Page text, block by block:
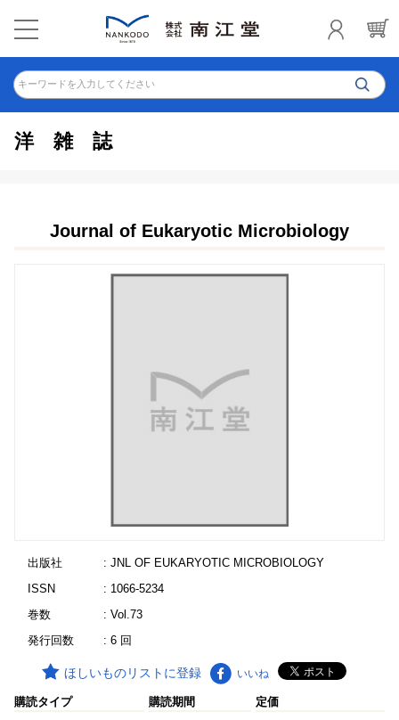
キーワードを入力してください
洋雑誌
Journal of Eukaryotic Microbiology
出版社
: JNL OF EUKARYOTIC MICROBIOLOGY
ISSN
: 1066-5234
巻数
: Vol.73
発行回数
: 6 回
ほしいものリストに登録 いいね
購読タイプ 購読期間 定価